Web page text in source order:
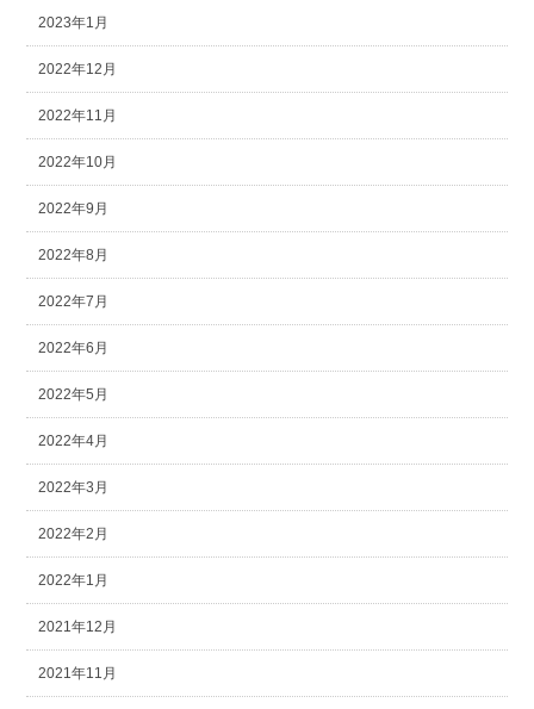
2023年1月
2022年12月
2022年11月
2022年10月
2022年9月
2022年8月
2022年7月
2022年6月
2022年5月
2022年4月
2022年3月
2022年2月
2022年1月
2021年12月
2021年11月